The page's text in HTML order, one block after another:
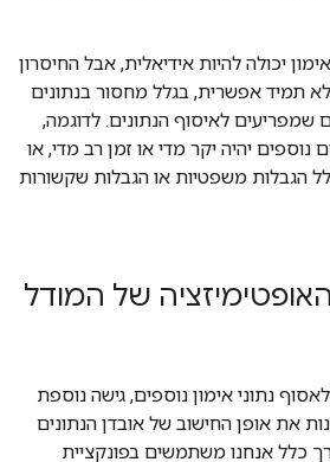
יכולה להיות אידיאלית, אבל החיסרון
תמיד אפשרית, בגלל מחסור בנתונים
שמפריעים לאיסוף הנתונים. לדוגמה,
נוספים יהיה יקר מדי או זמן רב מדי, או
הגבלות משפטיות או הגבלות שקשורות
האופטימיזציה של המודל
נתוני אימון נוספים, גישה נוספת
את אופן החישוב של אובדן הנתונים
כלל אנחנו משתמשים בפונקציית